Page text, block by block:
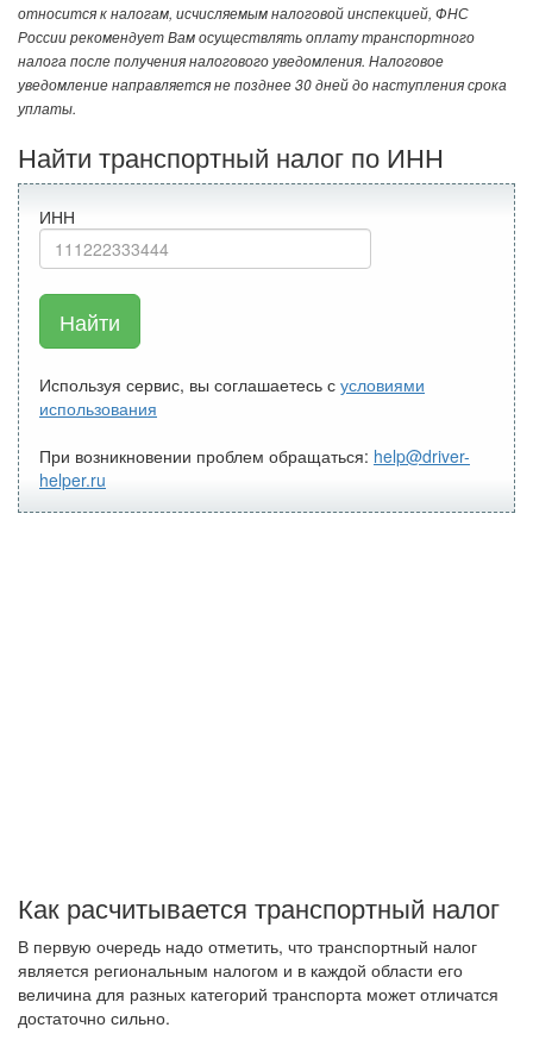
относится к налогам, исчисляемым налоговой инспекцией, ФНС
России рекомендует Вам осуществлять оплату транспортного
налога после получения налогового уведомления. Налоговое
уведомление направляется не позднее 30 дней до наступления срока
уплаты.
Найти транспортный налог по ИНН
ИНН
Найти
Используя сервис, вы соглашаетесь с условиями
использования
При возникновении проблем обращаться: help@driver-
helper.ru
Как расчитывается транспортный налог
В первую очередь надо отметить, что транспортный налог
является региональным налогом и в каждой области его
величина для разных категорий транспорта может отличатся
достаточно сильно.